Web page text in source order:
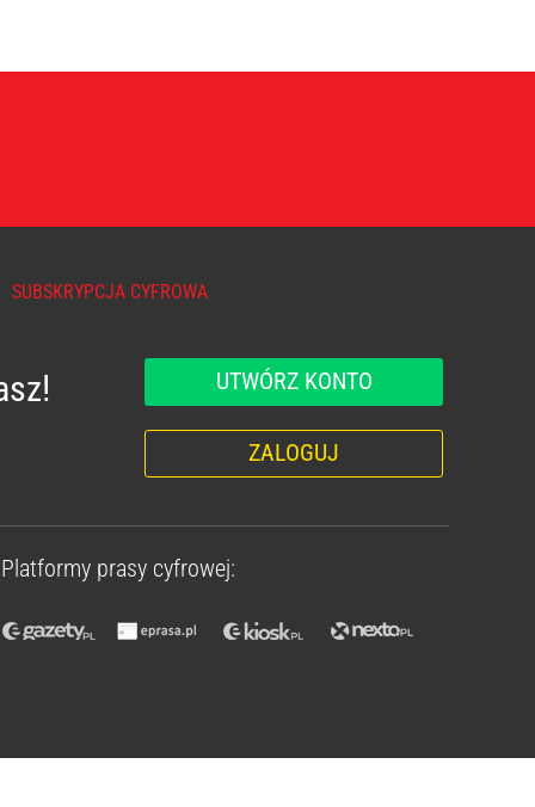
SUBSKRYPCJA CYFROWA
UTWÓRZ KONTO
ZALOGUJ
Platformy prasy cyfrowej: